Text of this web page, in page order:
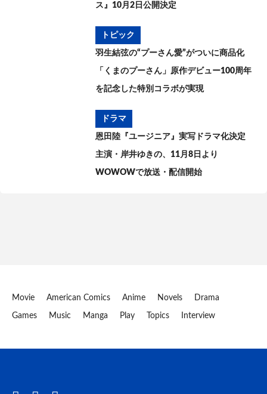
ス』10月2日公開決定
トピック
羽生結弦の“プーさん愛”がついに商品化
「くまのプーさん」原作デビュー100周年
を記念した特別コラボが実現
ドラマ
恩田陸『ユージニア』実写ドラマ化決定
主演・岸井ゆきの、11月8日より
WOWOWで放送・配信開始
Movie American Comics Anime Novels Drama
Games Music Manga Play Topics Interview